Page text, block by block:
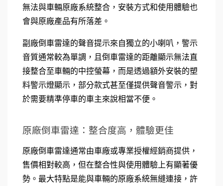
無法與車輛原廠系統整合，安裝方式和使用體驗也
會與原廠產品有所落差。
副廠倒車雷達的聲音提示來自獨立的小喇叭，警示
音質通常較為單調，且倒車雷達的距離顯示無法直
接整合至車輛的中控螢幕，而是透過額外安裝的塑
料警示燈顯示，部分款式甚至僅提供聲音警示，對
於需要精準停車的車主來說相當不便。
原廠倒車雷達：整合度高，體驗更佳
原廠倒車雷達通常由車廠或專業授權經銷商提供，
售價相對較高，但在整合性與使用體驗上有顯著優
勢。最大特點是能與車輛的原廠系統無縫連接，許